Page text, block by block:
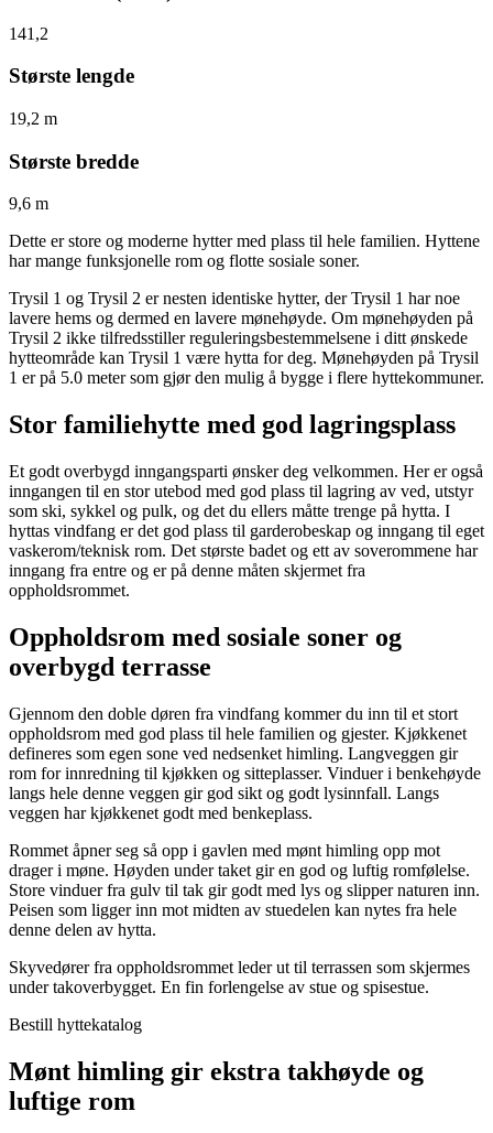
141,2
Største lengde
19,2 m
Største bredde
9,6 m
Dette er store og moderne hytter med plass til hele familien. Hyttene
har mange funksjonelle rom og flotte sosiale soner.
Trysil 1 og Trysil 2 er nesten identiske hytter, der Trysil 1 har noe
lavere hems og dermed en lavere mønehøyde. Om mønehøyden på
Trysil 2 ikke tilfredsstiller reguleringsbestemmelsene i ditt ønskede
hytteområde kan Trysil 1 være hytta for deg. Mønehøyden på Trysil
1 er på 5.0 meter som gjør den mulig å bygge i flere hyttekommuner.
Stor familiehytte med god lagringsplass
Et godt overbygd inngangsparti ønsker deg velkommen. Her er også
inngangen til en stor utebod med god plass til lagring av ved, utstyr
som ski, sykkel og pulk, og det du ellers måtte trenge på hytta. I
hyttas vindfang er det god plass til garderobeskap og inngang til eget
vaskerom/teknisk rom. Det største badet og ett av soverommene har
inngang fra entre og er på denne måten skjermet fra
oppholdsrommet.
Oppholdsrom med sosiale soner og
overbygd terrasse
Gjennom den doble døren fra vindfang kommer du inn til et stort
oppholdsrom med god plass til hele familien og gjester. Kjøkkenet
defineres som egen sone ved nedsenket himling. Langveggen gir
rom for innredning til kjøkken og sitteplasser. Vinduer i benkehøyde
langs hele denne veggen gir god sikt og godt lysinnfall. Langs
veggen har kjøkkenet godt med benkeplass.
Rommet åpner seg så opp i gavlen med mønt himling opp mot
drager i møne. Høyden under taket gir en god og luftig romfølelse.
Store vinduer fra gulv til tak gir godt med lys og slipper naturen inn.
Peisen som ligger inn mot midten av stuedelen kan nytes fra hele
denne delen av hytta.
Skyvedører fra oppholdsrommet leder ut til terrassen som skjermes
under takoverbygget. En fin forlengelse av stue og spisestue.
Bestill hyttekatalog
Mønt himling gir ekstra takhøyde og
luftige rom